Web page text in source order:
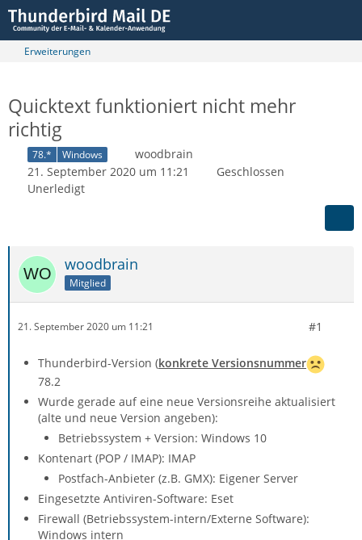
Erweiterungen
Quicktext funktioniert nicht mehr
richtig
78.* Windows
woodbrain
21. September 2020 um 11:21
Geschlossen
Unerledigt
woodbrain
Mitglied
21. September 2020 um 11:21 #1
Thunderbird-Version (konkrete Versionsnummer
78.2
Wurde gerade auf eine neue Versionsreihe aktualisiert
(alte und neue Version angeben):
Betriebssystem + Version: Windows 10
Kontenart (POP / IMAP): IMAP
Postfach-Anbieter (z.B. GMX): Eigener Server
Eingesetzte Antiviren-Software: Eset
Firewall (Betriebssystem-intern/Externe Software):
Windows intern